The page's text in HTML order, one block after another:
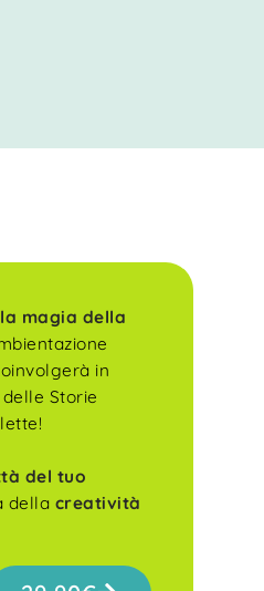
la magia della
in
Storie
del tuo
della creatività